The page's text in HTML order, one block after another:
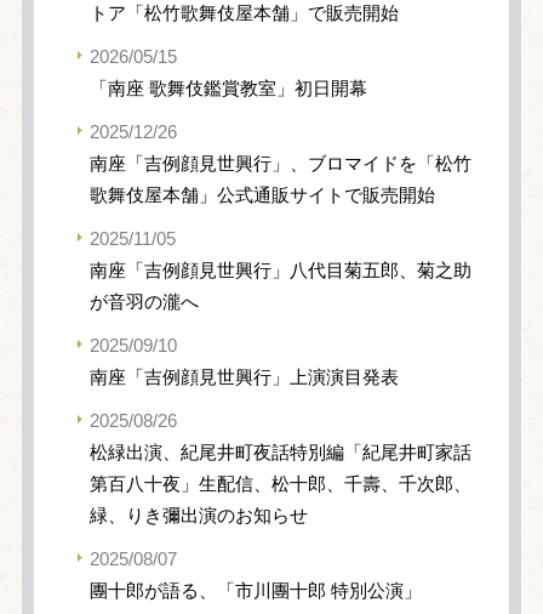
トア「松竹歌舞伎屋本舗」で販売開始
2026/05/15
「南座 歌舞伎鑑賞教室」初日開幕
2025/12/26
南座「吉例顔見世興行」、ブロマイドを「松竹
歌舞伎屋本舗」公式通販サイトで販売開始
2025/11/05
南座「吉例顔見世興行」八代目菊五郎、菊之助
が音羽の瀧へ
2025/09/10
南座「吉例顔見世興行」上演演目発表
2025/08/26
松緑出演、紀尾井町夜話特別編「紀尾井町家話
第百八十夜」生配信、松十郎、千壽、千次郎、
緑、りき彌出演のお知らせ
2025/08/07
團十郎が語る、「市川團十郎 特別公演」